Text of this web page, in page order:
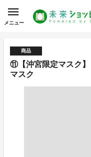
メニュー
商品
⑪【沖宮限定マスク】
マスク